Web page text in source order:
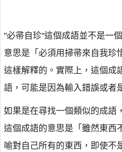
"必帚自珍"這個成語並不是一
意思是「必須用掃帚來自我珍
這樣解釋的。實際上，這個成
語，可能是因為輸入錯誤或者
如果是在尋找一個類似的成語
這個成語的意思是「雖然東西
喻對自己所有的東西，即使不